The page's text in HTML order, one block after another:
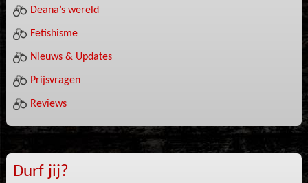
Deana’s wereld
Fetishisme
Nieuws & Updates
Prijsvragen
Reviews
Durf jij?